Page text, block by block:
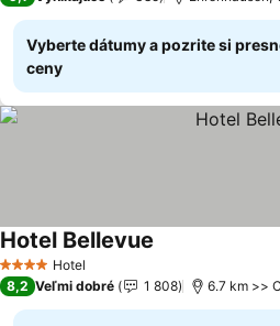
Vyberte dátumy a pozrite si
ceny
4 Počet hviezdičiek
Hotel
Hotel Bellevue
8,2 Veľmi dobré 1 808 6.7 km >>